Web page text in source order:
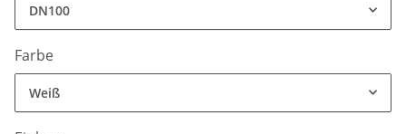
DN100
Farbe
Weiß